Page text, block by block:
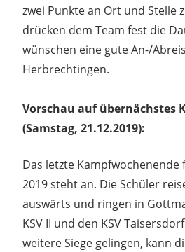
zwei Punkte an Ort und Stelle
drücken dem Team fest die
wünschen eine gute An-/
Herbrechtingen.
Vorschau auf übernächstes
(Samstag, 21.12.2019):
Das letzte
2019 steht an. Die Schüler
auswärts und ringen in
KSV II und den KSV
weitere Siege gelingen, kann